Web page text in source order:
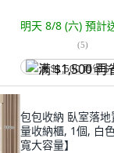
明天 8/8 (六) 預計
(5)
满 $1,500 再省
包包收納 臥室落
量收納櫃, 1個, 白
寬大容量】